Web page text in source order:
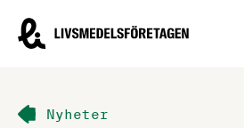
Livsmedelsföretagen – till startsidan
Nyheter